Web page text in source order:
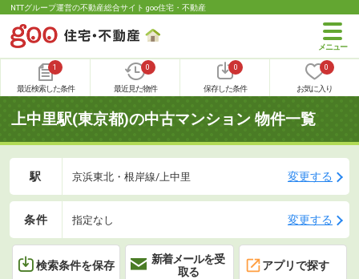
NTTグループ運営の不動産総合サイト goo住宅・不動産
1
最近検索した条件
0
最近見た物件
0
保存した条件
0
お気に入り
上中里駅(東京都)の中古マンション 物件一覧
駅 京浜東北・根岸線/上中里 変更する
条件 指定なし 変更する
検索条件を保存
新着メールを受
取る
アプリで探す